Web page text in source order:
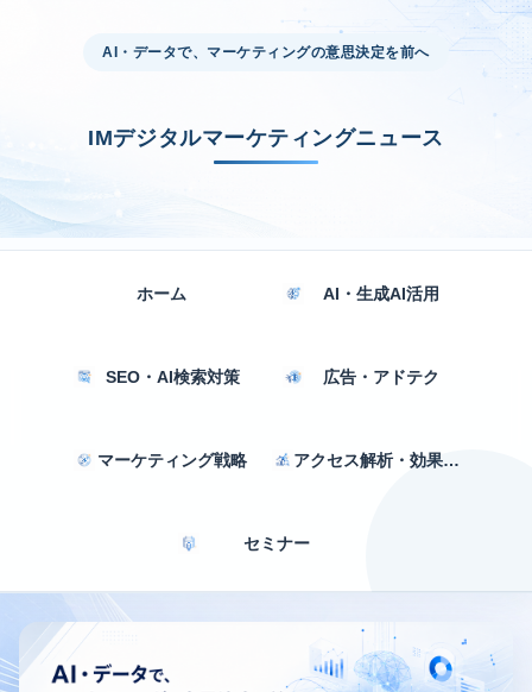
AI・データで、マーケティングの意思決定を前へ
IMデジタルマーケティングニュース
ホーム AI・生成AI活用
SEO・AI検索対策 広告・アドテク
マーケティング戦略 アクセス解析・効果測定
セミナー